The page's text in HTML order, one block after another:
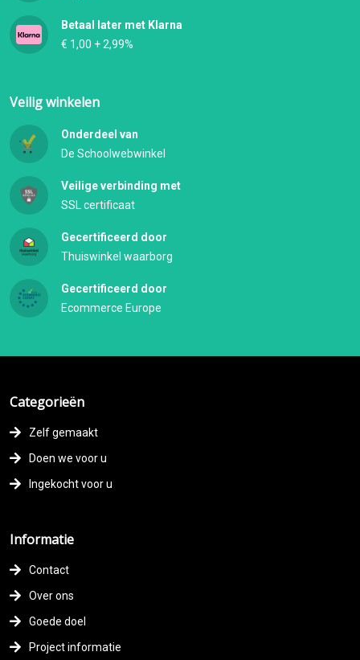
Betaal later met Klarna
€ 1,00 + 2,99%
Veilig winkelen
Onderdeel van
De Schoolwebwinkel
Veilige verbinding met
SSL certificaat
Gecertificeerd door
Thuiswinkel waarborg
Gecertificeerd door
Ecommerce Europe
Categorieën
Zelf gemaakt
Doen we voor u
Ingekocht voor u
Informatie
Contact
Over ons
Goede doel
Project informatie